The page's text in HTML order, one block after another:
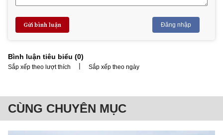
Gửi bình luận Đăng nhập
Bình luận tiêu biểu (0)
Sắp xếp theo lượt thích | Sắp xếp theo ngày
CÙNG CHUYÊN MỤC